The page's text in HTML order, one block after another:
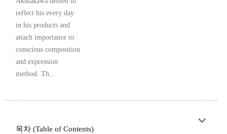
reflect his every day
in his products and
attach importance to
conscious composition
and expression
method. Th...
목차 (Table of Contents)